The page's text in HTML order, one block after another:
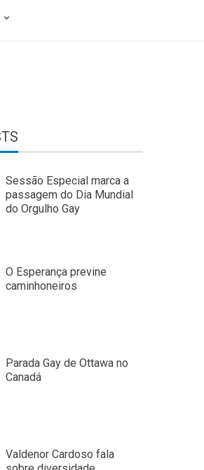
Sessão Especial marca a
passagem do Dia Mundial
do Orgulho Gay
O Esperança previne
caminhoneiros
Parada Gay de Ottawa no
Canadá
Valdenor Cardoso fala